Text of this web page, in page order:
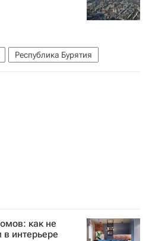
Недвижимость
Республика Бурятия
как не
в интерьере